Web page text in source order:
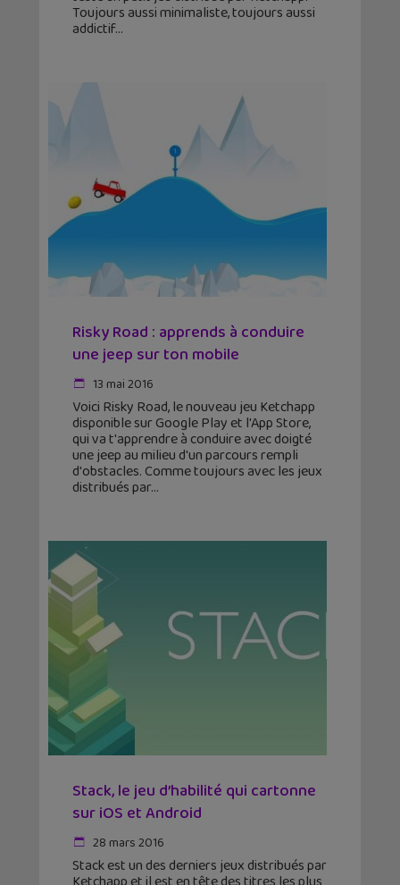
Toujours aussi minimaliste, toujours aussi
addictif
Risky Road : apprends à conduire
une jeep sur ton mobile
13 mai 2016
Voici Risky Road, le nouveau jeu Ketchapp
disponible sur Google Play et l'App Store,
qui va t'apprendre à conduire avec doigté
une jeep au milieu d'un parcours rempli
d'obstacles. Comme toujours avec les jeux
distribués par
Stack, le jeu d’habilité qui cartonne
sur iOS et Android
28 mars 2016
Stack est un des derniers jeux distribués par